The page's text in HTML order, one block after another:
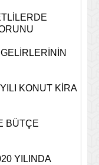
KONUT KİRA
BÜTÇE
YILINDA